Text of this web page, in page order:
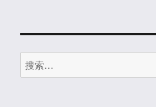
UEFI
Shell
获
搜
索：